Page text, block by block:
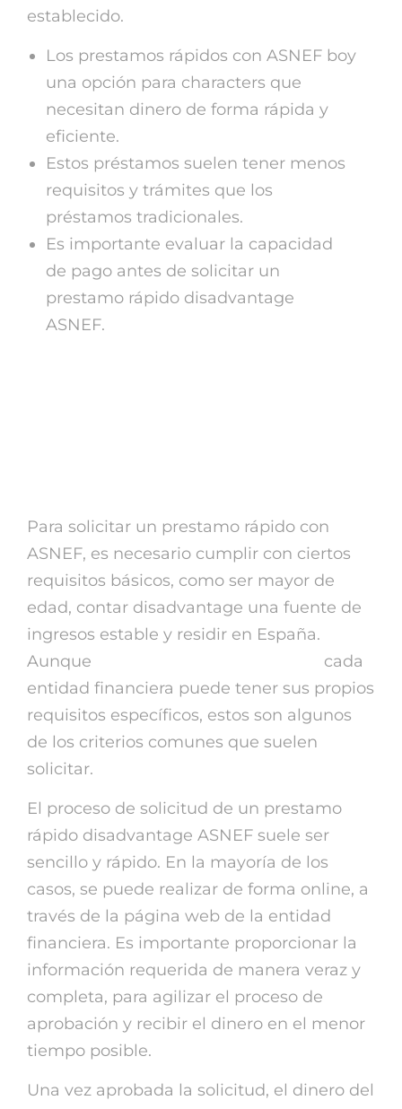
establecido.
Los prestamos rápidos con ASNEF boy
una opción para characters que
necesitan dinero de forma rápida y
eficiente.
Estos préstamos suelen tener menos
requisitos y trámites que los
préstamos tradicionales.
Es importante evaluar la capacidad
de pago antes de solicitar un
prestamo rápido disadvantage
ASNEF.
Para solicitar un prestamo rápido con
ASNEF, es necesario cumplir con ciertos
requisitos básicos, como ser mayor de
edad, contar disadvantage una fuente de
ingresos estable y residir en España.
Aunque
cada
entidad financiera puede tener sus propios
requisitos específicos, estos son algunos
de los criterios comunes que suelen
solicitar.
El proceso de solicitud de un prestamo
rápido disadvantage ASNEF suele ser
sencillo y rápido. En la mayoría de los
casos, se puede realizar de forma online, a
través de la página web de la entidad
financiera. Es importante proporcionar la
información requerida de manera veraz y
completa, para agilizar el proceso de
aprobación y recibir el dinero en el menor
tiempo posible.
Una vez aprobada la solicitud, el dinero del